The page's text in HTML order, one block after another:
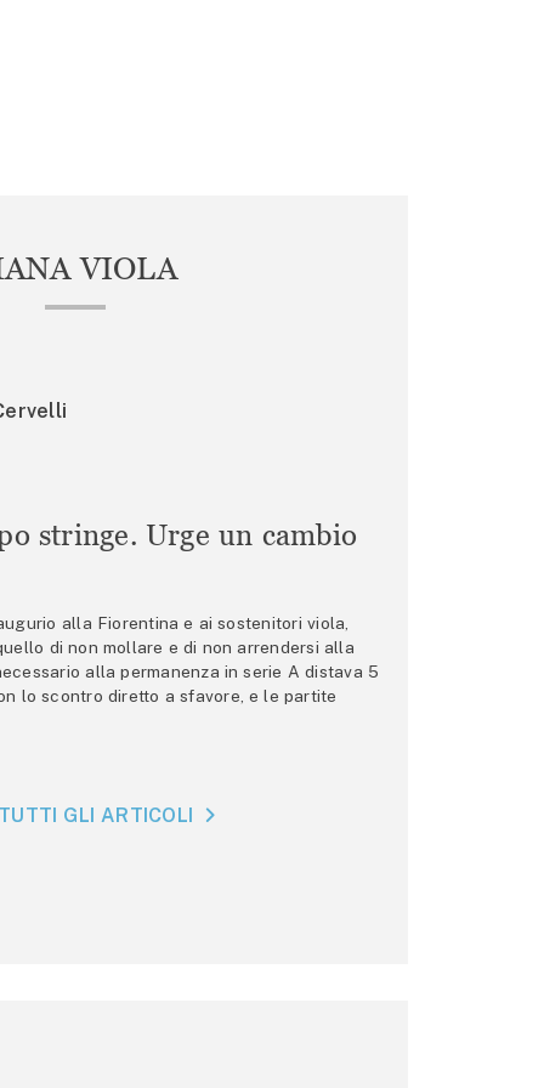
VIOLA
stringe. Urge un cambio
alla Fiorentina e ai sostenitori viola,
di non mollare e di non arrendersi alla
alla permanenza in serie A distava 5
lo scontro diretto a sfavore, e le partite
GLI ARTICOLI